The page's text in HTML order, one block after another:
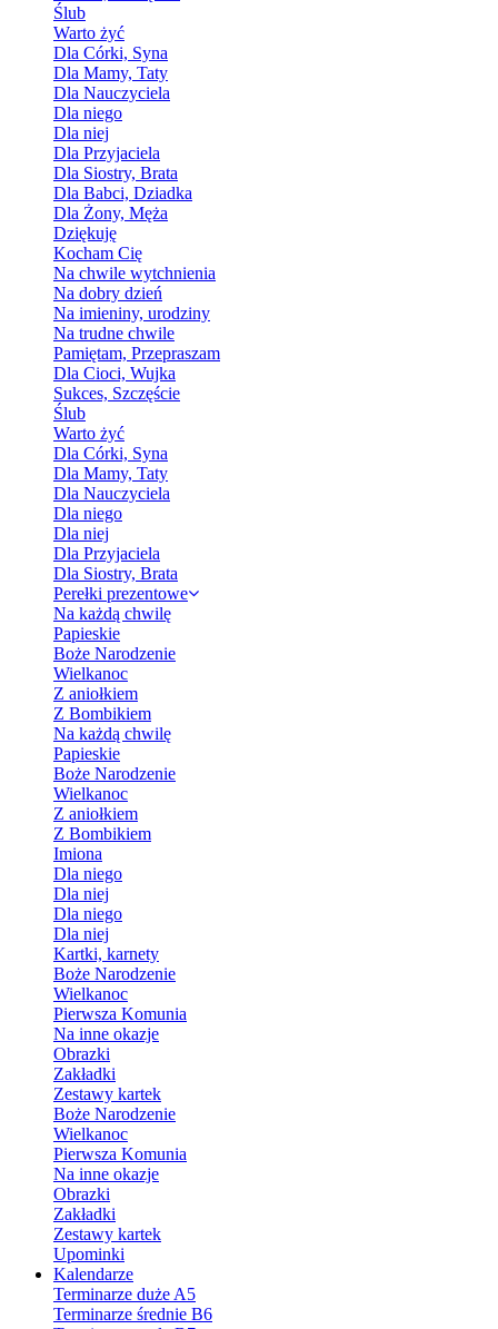
Ślub
Warto żyć
Dla Córki, Syna
Dla Mamy, Taty
Dla Nauczyciela
Dla niego
Dla niej
Dla Przyjaciela
Dla Siostry, Brata
Dla Babci, Dziadka
Dla Żony, Męża
Dziękuję
Kocham Cię
Na chwile wytchnienia
Na dobry dzień
Na imieniny, urodziny
Na trudne chwile
Pamiętam, Przepraszam
Dla Cioci, Wujka
Sukces, Szczęście
Ślub
Warto żyć
Dla Córki, Syna
Dla Mamy, Taty
Dla Nauczyciela
Dla niego
Dla niej
Dla Przyjaciela
Dla Siostry, Brata
Perełki prezentowe
Na każdą chwilę
Papieskie
Boże Narodzenie
Wielkanoc
Z aniołkiem
Z Bombikiem
Na każdą chwilę
Papieskie
Boże Narodzenie
Wielkanoc
Z aniołkiem
Z Bombikiem
Imiona
Dla niego
Dla niej
Dla niego
Dla niej
Kartki, karnety
Boże Narodzenie
Wielkanoc
Pierwsza Komunia
Na inne okazje
Obrazki
Zakładki
Zestawy kartek
Boże Narodzenie
Wielkanoc
Pierwsza Komunia
Na inne okazje
Obrazki
Zakładki
Zestawy kartek
Upominki
Kalendarze
Terminarze duże A5
Terminarze średnie B6